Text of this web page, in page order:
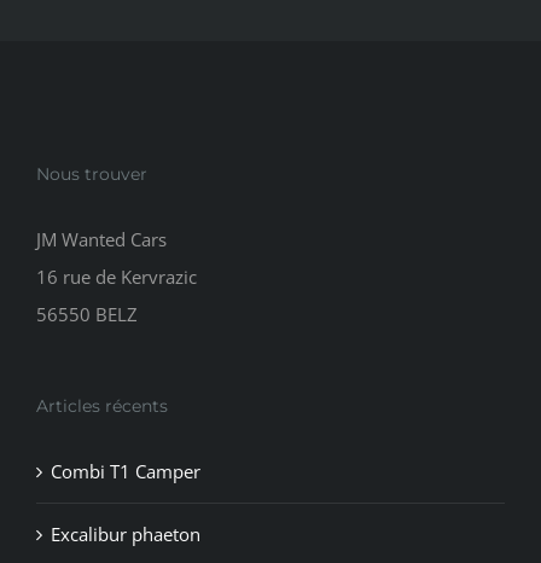
Nous trouver
JM Wanted Cars
16 rue de Kervrazic
56550 BELZ
Articles récents
Combi T1 Camper
Excalibur phaeton